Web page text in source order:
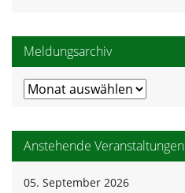
Meldungsarchiv
Meldungsarchiv
Anstehende Veranstaltungen
05. September 2026